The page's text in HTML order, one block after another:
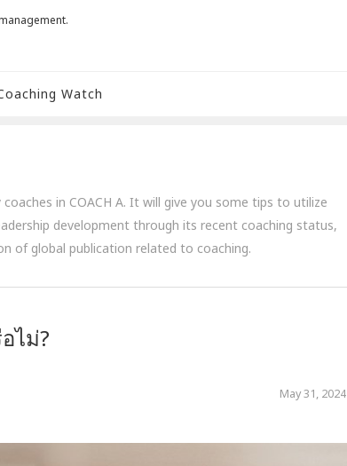
Watch
in COACH A. It will give you some tips to utilize
development through its recent coaching status,
of global publication related to coaching.
ไม่?
May 31, 2024